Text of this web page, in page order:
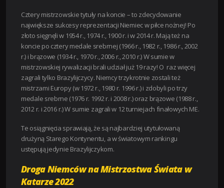
Cztery mistrzowskie tytuły na koncie – to zdecydowanie
największe sukcesy reprezentacji Niemiec w piłce nożnej! Po
złoto sięgnęli w 1954 r., 1974 r., 1900 r. i w 2014 r. Mają też na
koncie po cztery medale srebrnej (1966 r., 1982 r., 1986 r., 2002
r.) i brązowe (1934 r., 1970 r., 2006 r., 2010 r.) W sumie w
mistrzowskiej rywalizacji brali udział już 19 razy! O raz więcej
zagrali tylko Brazylijczycy. Niemcy trzykrotnie zostali też
mistrzami Europy (w 1972 r., 1980 r. 1996 r.) i zdobyli po trzy
medale srebrne (1976 r. 1992 r. i 2008 r.) oraz brązowe (1988 r.,
2012 r. i 2016 r.) W sumie zagrali w 12 turniejach finałowych ME.
Te osiągnięcia sprawiają, że są najbardziej utytułowaną
drużyną Starego Kontynentu, a w światowym rankingu
ustępują jedynie Brazylijczykom.
Droga Niemców na Mistrzostwa Świata w
Katarze 2022